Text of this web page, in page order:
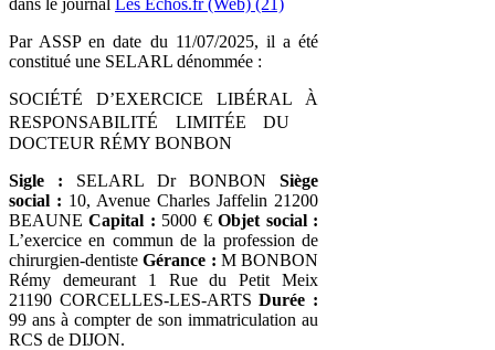
Par ASSP en date du 11/07/2025, il a été
constitué une SELARL dénommée :
SOCIÉTÉ D’EXERCICE LIBÉRAL À
RESPONSABILITÉ LIMITÉE DU
DOCTEUR RÉMY BONBON
Sigle : SELARL Dr BONBON Siège
social : 10, Avenue Charles Jaffelin 21200
BEAUNECapital : 5000 €Objet social :
L’exercice en commun de la profession de
chirurgien-dentisteGérance : M BONBON
Rémy demeurant 1 Rue du Petit Meix
21190 CORCELLES-LES-ARTSDurée :
99 ans à compter de son immatriculation au
RCS de DIJON.